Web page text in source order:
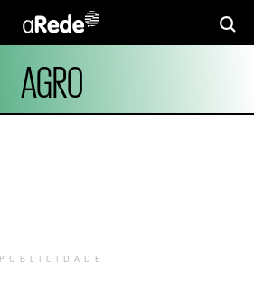
AGRO
PUBLICIDADE